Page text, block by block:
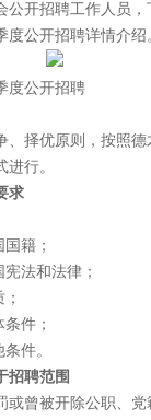
公开招聘工作人员
公开招聘详情介绍
度公开招聘
、择优原则，按照
行。
求
籍；
法和法律；
件；
件。
招聘范围
或曾被开除公职、